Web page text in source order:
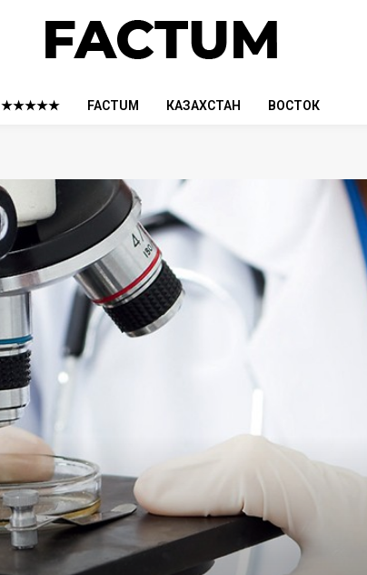
★★★★★ FACTUM КАЗАХСТАН ВОСТОК